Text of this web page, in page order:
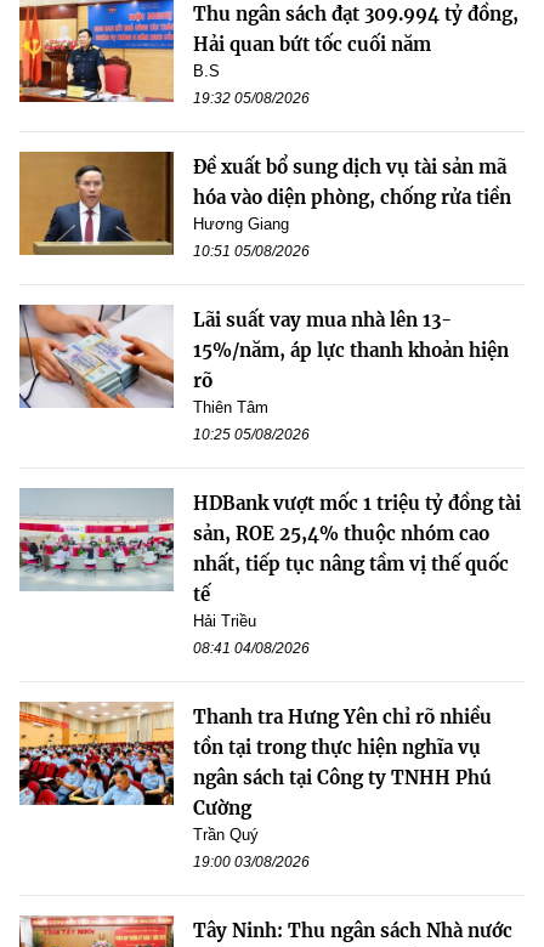
Thu ngân sách đạt 309.994 tỷ đồng,
Hải quan bứt tốc cuối năm
B.S
19:32 05/08/2026
Đề xuất bổ sung dịch vụ tài sản mã
hóa vào diện phòng, chống rửa tiền
Hương Giang
10:51 05/08/2026
Lãi suất vay mua nhà lên 13-
15%/năm, áp lực thanh khoản hiện
rõ
Thiên Tâm
10:25 05/08/2026
HDBank vượt mốc 1 triệu tỷ đồng tài
sản, ROE 25,4% thuộc nhóm cao
nhất, tiếp tục nâng tầm vị thế quốc
tế
Hải Triều
08:41 04/08/2026
Thanh tra Hưng Yên chỉ rõ nhiều
tồn tại trong thực hiện nghĩa vụ
ngân sách tại Công ty TNHH Phú
Cường
Trần Quý
19:00 03/08/2026
Tây Ninh: Thu ngân sách Nhà nước